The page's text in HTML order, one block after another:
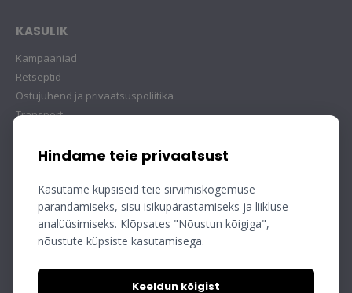
KASULIK
Kampaaniad
Retseptid
Ostujuhend ja privaatsuspoliitika
Transport
Hindame teie privaatsust
Kasutame küpsiseid teie sirvimiskogemuse
parandamiseks, sisu isikupärastamiseks ja liikluse
analüüsimiseks. Klõpsates "Nõustun kõigiga",
nõustute küpsiste kasutamisega.
Keeldun kõigist